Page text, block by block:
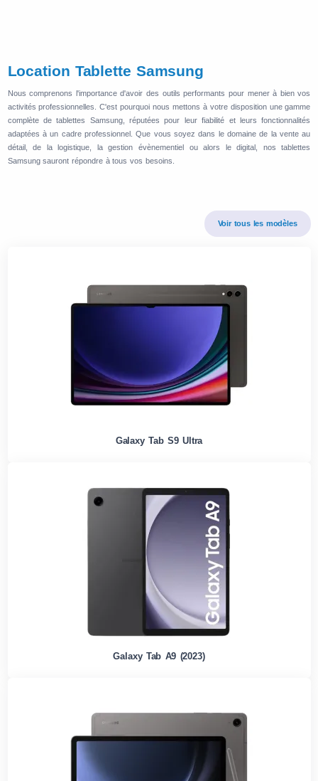
Location Tablette Samsung
Nous comprenons l'importance d'avoir des outils performants pour mener à bien vos
activités professionnelles. C'est pourquoi nous mettons à votre disposition une gamme
complète de tablettes Samsung, réputées pour leur fiabilité et leurs fonctionnalités
adaptées à un cadre professionnel. Que vous soyez dans le domaine de la vente au
détail, de la logistique, la gestion évènementiel ou alors le digital, nos tablettes
Samsung sauront répondre à tous vos besoins.
Voir tous les modèles
Galaxy Tab S9 Ultra
Galaxy Tab A9 (2023)